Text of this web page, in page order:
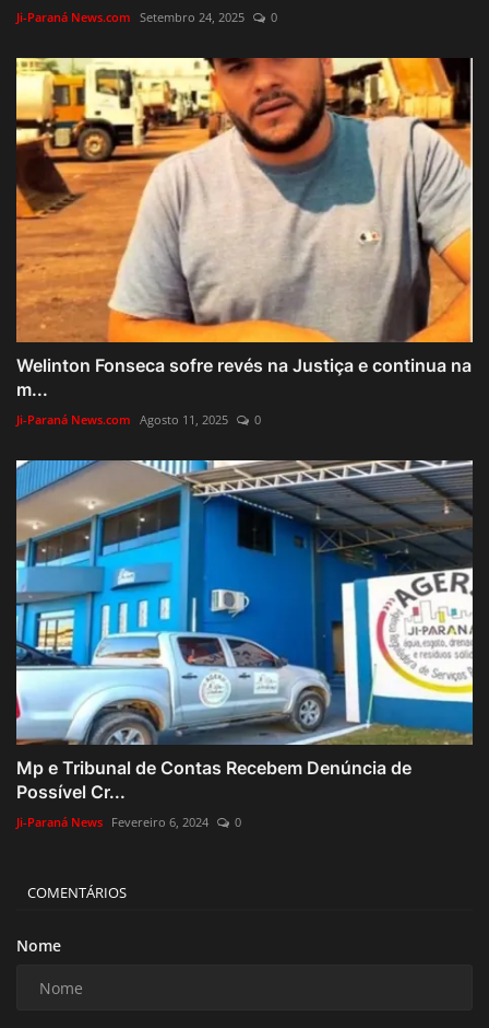
Ji-Paraná News.com Setembro 24, 2025 0
Welinton Fonseca sofre revés na Justiça e continua na
m...
Ji-Paraná News.com Agosto 11, 2025 0
Mp e Tribunal de Contas Recebem Denúncia de
Possível Cr...
Ji-Paraná News Fevereiro 6, 2024 0
COMENTÁRIOS
Nome